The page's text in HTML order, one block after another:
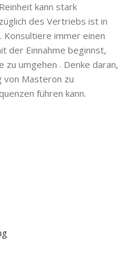
kann stark
des Vertriebs ist in
Konsultiere immer einen
der Einnahme beginnst,
umgehen . Denke daran,
von Masteron zu
führen kann.